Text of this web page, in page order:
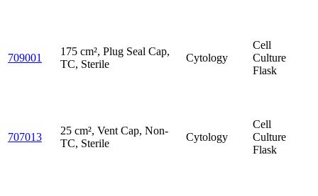
709001
175 cm², Plug Seal Cap,
TC, Sterile
Cytology
Cell
Culture
Flask
707013
25 cm², Vent Cap, Non-
TC, Sterile
Cytology
Cell
Culture
Flask